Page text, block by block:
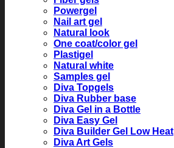
Powergel
Nail art gel
Natural look
One coat/color gel
Plastigel
Natural white
Samples gel
Diva Topgels
Diva Rubber base
Diva Gel in a Bottle
Diva Easy Gel
Diva Builder Gel Low Heat
Diva Art Gels